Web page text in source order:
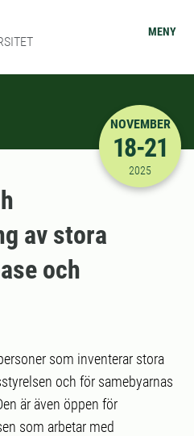
MENY
2025-11-
NOVEMBER
18-21
2025
av stora
och
som inventerar stora
och för samebyarnas
är även öppen för
som arbetar med